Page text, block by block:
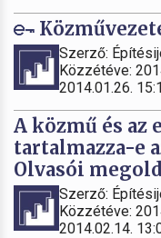
Szerző:
Közzétéve:
2014.01.26.
A közmű és az
tartalmazza-e
Olvasói
Szerző:
Közzétéve:
2014.02.14.